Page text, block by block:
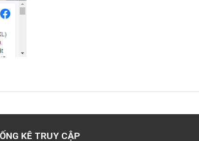
KÊ TRUY CẬP